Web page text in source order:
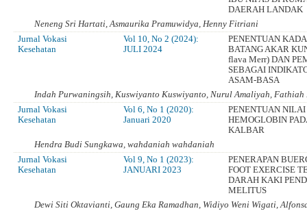
DAERAH LANDAK
Neneng Sri Hartati, Asmaurika Pramuwidya, Henny Fitriani
Jurnal Vokasi
Kesehatan
Vol 10, No 2 (2024):
JULI 2024
PENENTUAN
BATANG AKAR
flava Merr) DAN
SEBAGAI
ASAM-BASA
Indah Purwaningsih, Kuswiyanto Kuswiyanto, Nurul Amaliyah,
Jurnal Vokasi
Kesehatan
Vol 6, No 1 (2020):
Januari 2020
PENENTUAN
HEMOGLOBIN
KALBAR
Hendra Budi Sungkawa, wahdaniah wahdaniah
Jurnal Vokasi
Kesehatan
Vol 9, No 1 (2023):
JANUARI 2023
PENERAPAN
FOOT EXERCISE
DARAH KAKI
MELITUS
Dewi Siti Oktavianti, Gaung Eka Ramadhan, Widiyo Weni Wigati,